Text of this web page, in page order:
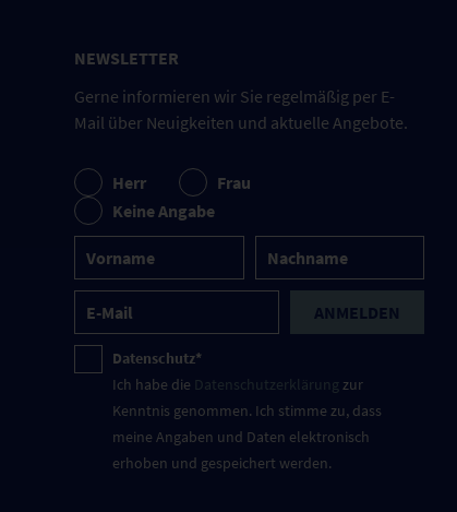
NEWSLETTER
Gerne informieren wir Sie regelmäßig per E-
Mail über Neuigkeiten und aktuelle Angebote.
Herr
Frau
Keine Angabe
ANMELDEN
Datenschutz*
Ich habe die Datenschutzerklärung zur
Kenntnis genommen. Ich stimme zu, dass
meine Angaben und Daten elektronisch
erhoben und gespeichert werden.